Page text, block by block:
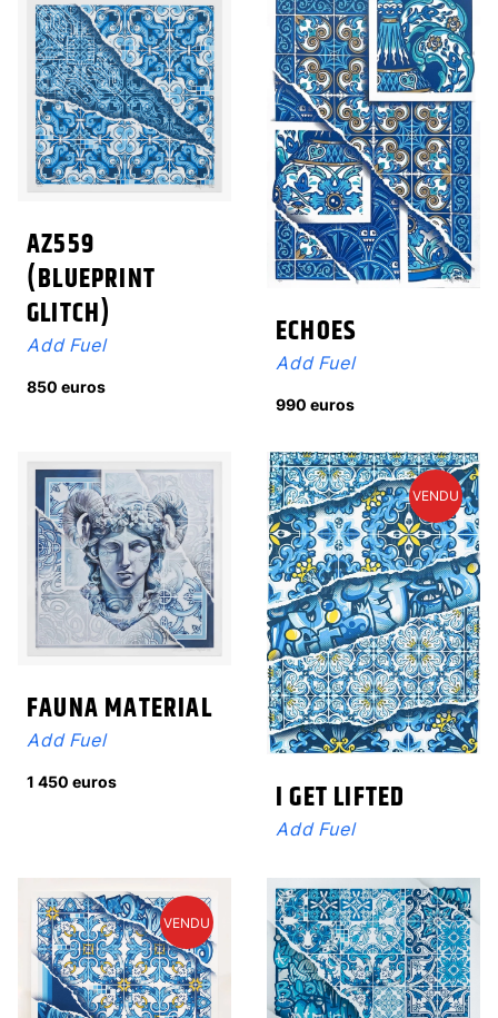
AZ559
(BLUEPRINT
GLITCH)
Add Fuel
850 euros
ECHOES
Add Fuel
990 euros
FAUNA MATERIAL
Add Fuel
1 450 euros I GET LIFTED
Add Fuel
VENDU
VENDU